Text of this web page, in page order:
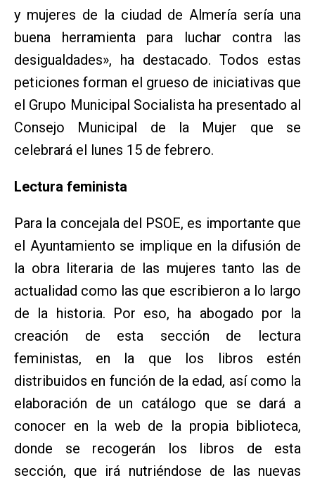
y mujeres de la ciudad de Almería sería una
buena herramienta para luchar contra las
desigualdades», ha destacado. Todos estas
peticiones forman el grueso de iniciativas que
el Grupo Municipal Socialista ha presentado al
Consejo Municipal de la Mujer que se
celebrará el lunes 15 de febrero.
Lectura feminista
Para la concejala del PSOE, es importante que
el Ayuntamiento se implique en la difusión de
la obra literaria de las mujeres tanto las de
actualidad como las que escribieron a lo largo
de la historia. Por eso, ha abogado por la
creación de esta sección de lectura
feministas, en la que los libros estén
distribuidos en función de la edad, así como la
elaboración de un catálogo que se dará a
conocer en la web de la propia biblioteca,
donde se recogerán los libros de esta
sección, que irá nutriéndose de las nuevas